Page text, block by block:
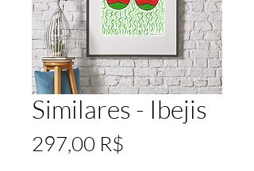
Similares - Ibejis
297,00 R$